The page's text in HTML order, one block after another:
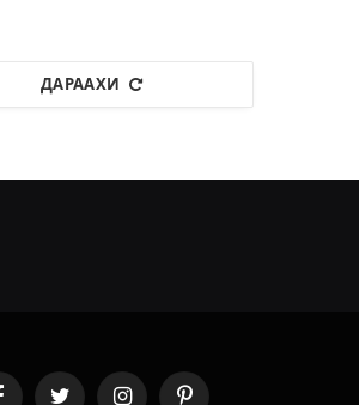
ДАРААХИ